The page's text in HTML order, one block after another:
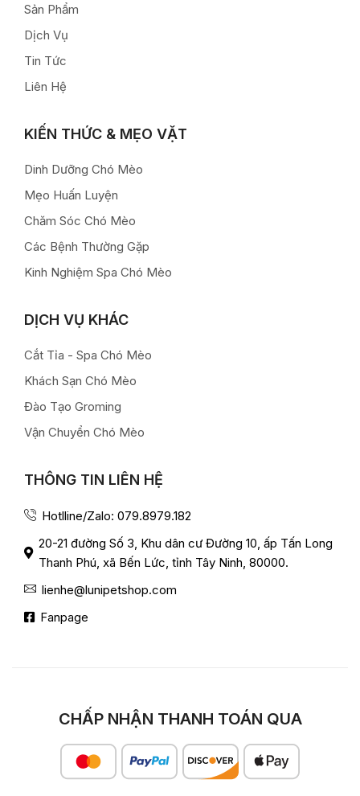
Sản Phẩm
Dịch Vụ
Tin Tức
Liên Hệ
KIẾN THỨC & MẸO VẶT
Dinh Dưỡng Chó Mèo
Mẹo Huấn Luyện
Chăm Sóc Chó Mèo
Các Bệnh Thường Gặp
Kinh Nghiệm Spa Chó Mèo
DỊCH VỤ KHÁC
Cắt Tỉa - Spa Chó Mèo
Khách Sạn Chó Mèo
Đào Tạo Groming
Vận Chuyển Chó Mèo
THÔNG TIN LIÊN HỆ
Hotlline/Zalo: 079.8979.182
20-21 đường Số 3, Khu dân cư Đường 10, ấp Tấn Long
Thanh Phú, xã Bến Lức, tỉnh Tây Ninh, 80000.
lienhe@lunipetshop.com
Fanpage
CHẤP NHẬN THANH TOÁN QUA